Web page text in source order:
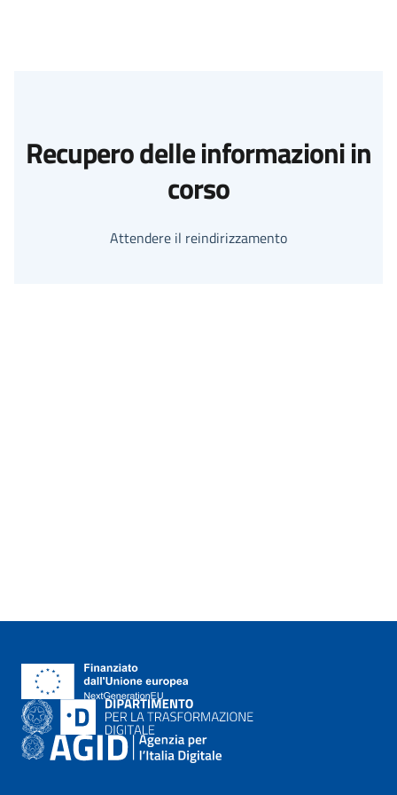
Recupero delle informazioni in
corso
Attendere il reindirizzamento